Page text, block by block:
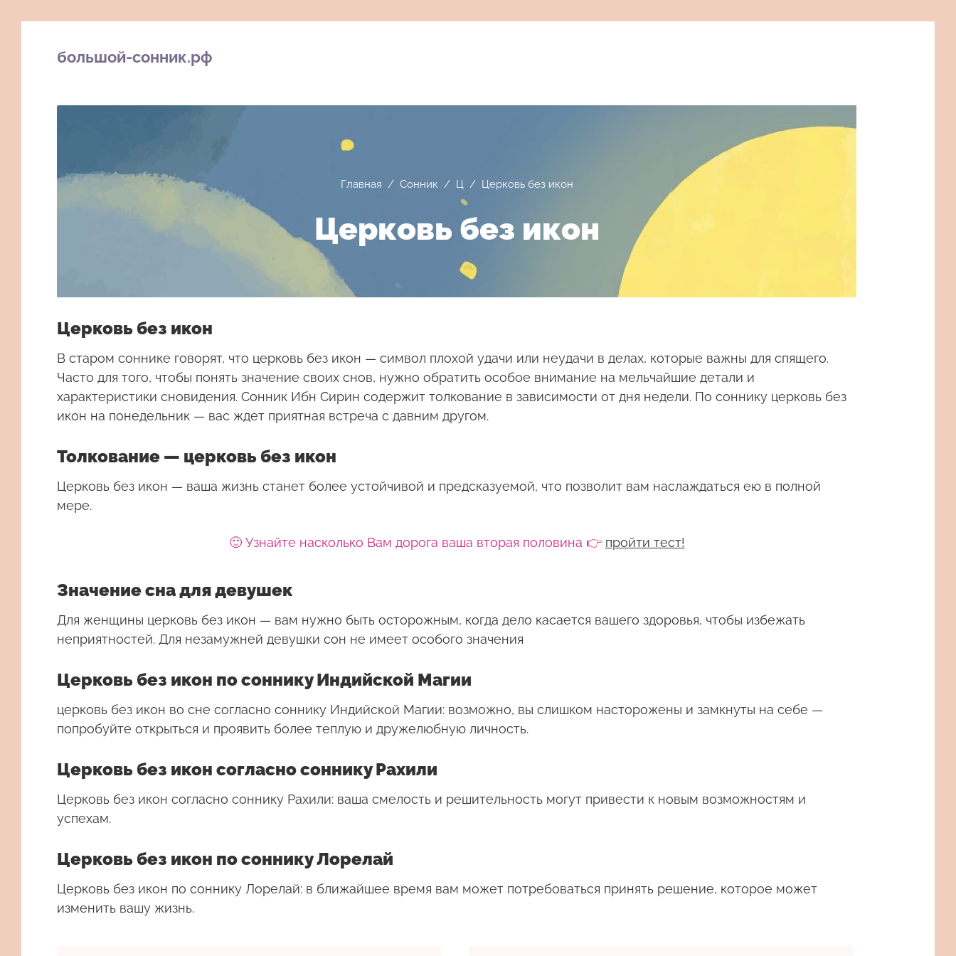
большой-сонник.рф
Главная / Сонник / Ц/ Церковь без икон
Церковь без икон
Церковь без икон
В старом соннике говорят, что церковь без икон — символ плохой удачи или неудачи в делах, которые важны для спящего.
Часто для того, чтобы понять значение своих снов, нужно обратить особое внимание на мельчайшие детали и
характеристики сновидения. Сонник Ибн Сирин содержит толкование в зависимости от дня недели. По соннику церковь без
икон на понедельник — вас ждет приятная встреча с давним другом.
Толкование — церковь без икон
Церковь без икон — ваша жизнь станет более устойчивой и предсказуемой, что позволит вам наслаждаться ею в полной
мере.
🙂 Узнайте насколько Вам дорога ваша вторая половина 👉 пройти тест!
Значение сна для девушек
Для женщины церковь без икон — вам нужно быть осторожным, когда дело касается вашего здоровья, чтобы избежать
неприятностей. Для незамужней девушки сон не имеет особого значения
Церковь без икон по соннику Индийской Магии
церковь без икон во сне согласно соннику Индийской Магии: возможно, вы слишком насторожены и замкнуты на себе —
попробуйте открыться и проявить более теплую и дружелюбную личность.
Церковь без икон согласно соннику Рахили
Церковь без икон согласно соннику Рахили: ваша смелость и решительность могут привести к новым возможностям и
успехам.
Церковь без икон по соннику Лорелай
Церковь без икон по соннику Лорелай: в ближайшее время вам может потребоваться принять решение, которое может
изменить вашу жизнь.